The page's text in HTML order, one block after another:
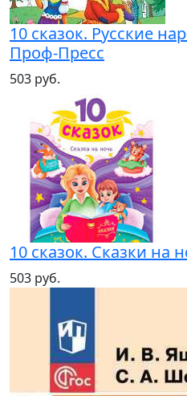
10 сказок. Русские
Проф-Пресс
503 руб.
10 сказок. Сказки на
503 руб.